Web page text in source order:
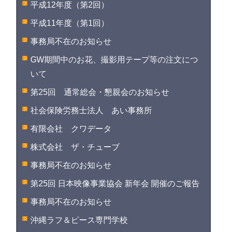
平成12年度（第2回）
平成11年度（第1回）
事務局不在のお知らせ
GW期間中のお花、撮影用テープ等の注文につ
いて
第25回 通常総会・懇親会のお知らせ
社会保険労務士法人 あい事務所
有限会社 クワデータ
株式会社 ザ・チューブ
事務局不在のお知らせ
第25回 日本映像事業協会 新年会 開催のご報告
事務局不在のお知らせ
沖縄ラフ＆ピース専門学校